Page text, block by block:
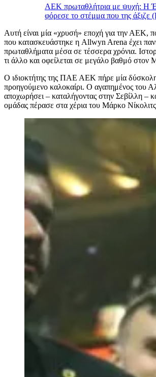
ΑΕΚ πρωταθλήτρια με ψυχή: Η
φόρεσε το στέμμα που της άξιζε
Αυτή είναι μία «χρυσή» εποχή για την ΑΕΚ,
που κατασκευάστηκε η Allwyn Arena έχει
πρωταθλήματα μέσα σε τέσσερα χρόνια.
τι άλλο και οφείλεται σε μεγάλο βαθμό στον
Ο ιδιοκτήτης της ΠΑΕ ΑΕΚ πήρε μία
προηγούμενο καλοκαίρι. Ο αγαπημένος του
αποχωρήσει – καταλήγοντας στην Σεβίλλη –
ομάδας πέρασε στα χέρια του Μάρκο